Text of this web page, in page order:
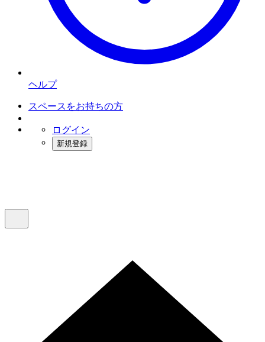
ヘルプ
スペースをお持ちの方
ログイン
新規登録